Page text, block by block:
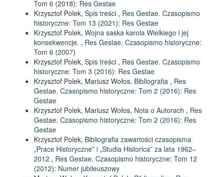
Tom 6 (2018): Res Gestae
Krzysztof Polek, Spis treści , Res Gestae. Czasopismo
historyczne: Tom 13 (2021): Res Gestae
Krzysztof Polek, Wojna saska karola Wielkiego i jej
konsekwencje. , Res Gestae. Czasopismo historyczne:
Tom 6 (2007)
Krzysztof Polek, Spis treści , Res Gestae. Czasopismo
historyczne: Tom 3 (2016): Res Gestae
Krzysztof Polek, Mariusz Wołos, Bibliografia , Res
Gestae. Czasopismo historyczne: Tom 2 (2016): Res
Gestae
Krzysztof Polek, Mariusz Wołos, Nota o Autorach , Res
Gestae. Czasopismo historyczne: Tom 2 (2016): Res
Gestae
Krzysztof Polek, Bibliografia zawartości czasopisma
„Prace Historyczne” i „Studia Historica” za lata 1962–
2012 , Res Gestae. Czasopismo historyczne: Tom 12
(2012): Numer jubileuszowy